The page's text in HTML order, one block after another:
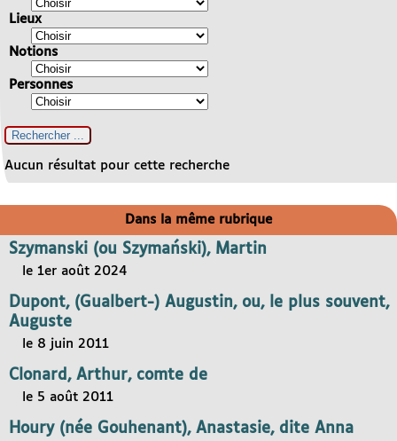
Lieux
Notions
Personnes
Aucun résultat pour cette recherche
Dans la même rubrique
Szymanski (ou Szymański), Martin
le 1er août 2024
Dupont, (Gualbert-) Augustin, ou, le plus souvent,
Auguste
le 8 juin 2011
Clonard, Arthur, comte de
le 5 août 2011
Houry (née Gouhenant), Anastasie, dite Anna